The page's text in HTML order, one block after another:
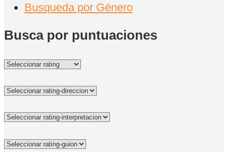
Busqueda por Género
Busca por puntuaciones